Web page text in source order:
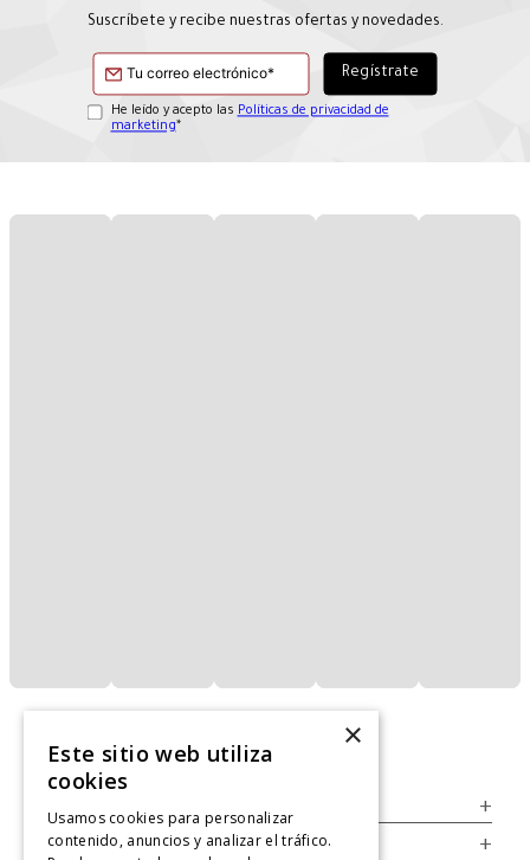
Suscríbete y recibe nuestras ofertas y novedades.
He leído y acepto las Políticas de privacidad de
marketing*
+
Legal +
×
Este sitio web utiliza
cookies
Usamos cookies para personalizar
contenido, anuncios y analizar el tráfico.